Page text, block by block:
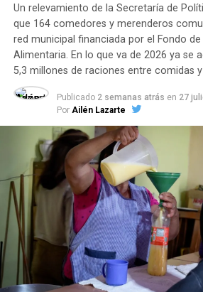
En cuanto al número de casos
determinar que la mayoría
Centro (1696), seguido por el
(1037), el Oeste (1032), el Sudoeste
(907).
Al momento de establecer el origen
determinó que el 74,4 % es por
el 14,7 % son contactos estrechos,
trabajadores de salud, el 0,8 %
en tanto un 7,1 % aún continúa en
Ocupación de camas
Actualmente, el nivel de ocupación
es del 96 % en camas críticas de
generales de adultos y 33 % en camas
Un relevamiento de la Secretaría de
que 164 comedores y merenderos
red municipal financiada por el Fondo
Alimentaria. En lo que va de 2026 ya se
5,3 millones de raciones entre comidas
Publicado 2 semanas atrás en 27
Por Ailén Lazarte